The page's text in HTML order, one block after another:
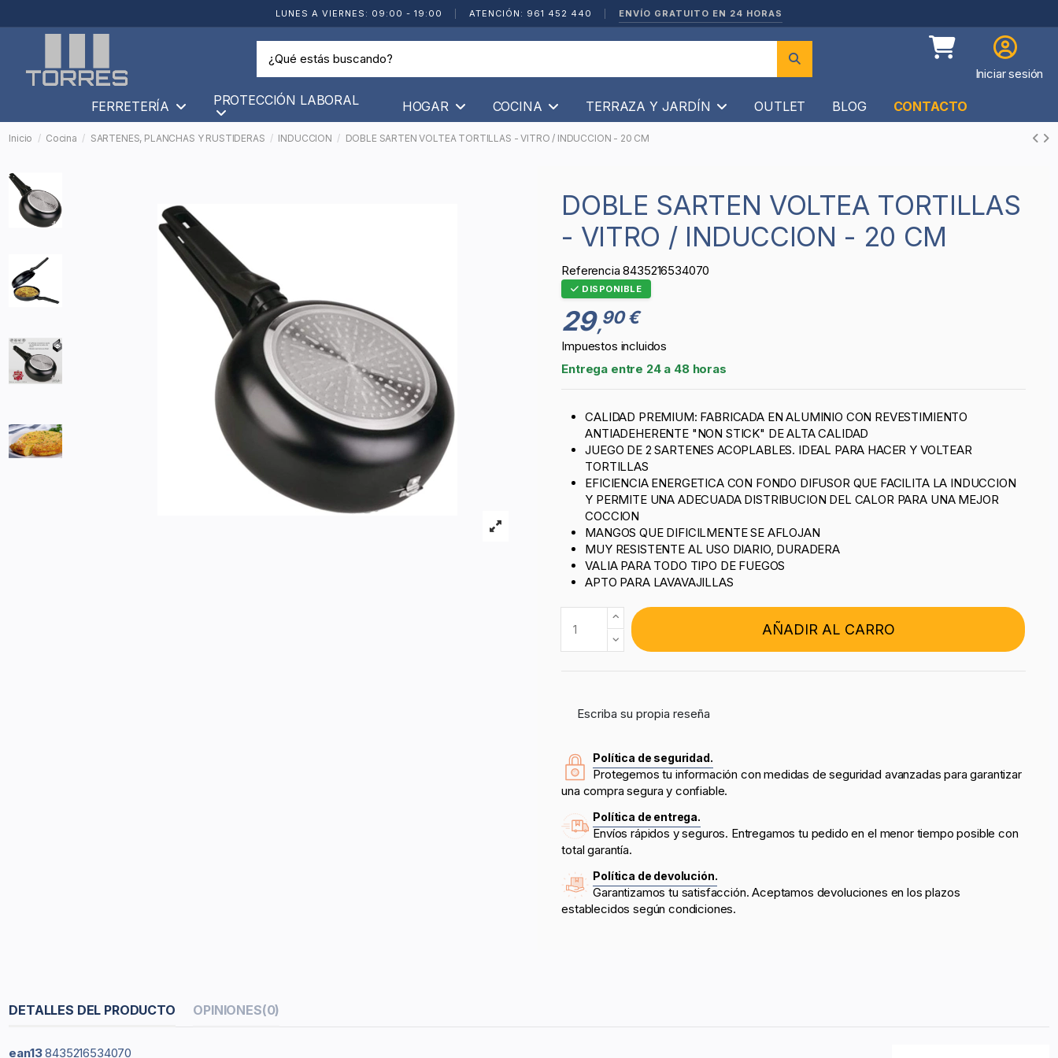
LUNES A VIERNES: 09:00 - 19:00 ATENCIÓN: 961 452 440 ENVÍO GRATUITO EN 24 HORAS
Iniciar sesión
FERRETERÍA PROTECCIÓN LABORAL HOGAR COCINA TERRAZA Y JARDÍN OUTLET BLOG CONTACTO
Inicio Cocina SARTENES, PLANCHAS Y RUSTIDERAS INDUCCION DOBLE SARTEN VOLTEA TORTILLAS - VITRO / INDUCCION - 20 CM
DOBLE SARTEN VOLTEA TORTILLAS
- VITRO / INDUCCION - 20 CM
Referencia 8435216534070
DISPONIBLE
29,90 €
Impuestos incluidos
Entrega entre 24 a 48 horas
CALIDAD PREMIUM: FABRICADA EN ALUMINIO CON REVESTIMIENTO
ANTIADEHERENTE "NON STICK" DE ALTA CALIDAD
JUEGO DE 2 SARTENES ACOPLABLES. IDEAL PARA HACER Y VOLTEAR
TORTILLAS
EFICIENCIA ENERGETICA CON FONDO DIFUSOR QUE FACILITA LA INDUCCION
Y PERMITE UNA ADECUADA DISTRIBUCION DEL CALOR PARA UNA MEJOR
COCCION
MANGOS QUE DIFICILMENTE SE AFLOJAN
MUY RESISTENTE AL USO DIARIO, DURADERA
VALIA PARA TODO TIPO DE FUEGOS
APTO PARA LAVAVAJILLAS
AÑADIR AL CARRO
Escriba su propia reseña
Política de seguridad.
Protegemos tu información con medidas de seguridad avanzadas para garantizar
una compra segura y confiable.
Política de entrega.
Envíos rápidos y seguros. Entregamos tu pedido en el menor tiempo posible con
total garantía.
Política de devolución.
Garantizamos tu satisfacción. Aceptamos devoluciones en los plazos
establecidos según condiciones.
DETALLES DEL PRODUCTO OPINIONES(0)
ean13 8435216534070